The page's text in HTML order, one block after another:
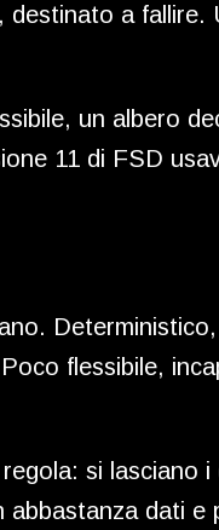
a fallire.
un albero
11 di FSD
flessibile,
si lasciano i
dati e